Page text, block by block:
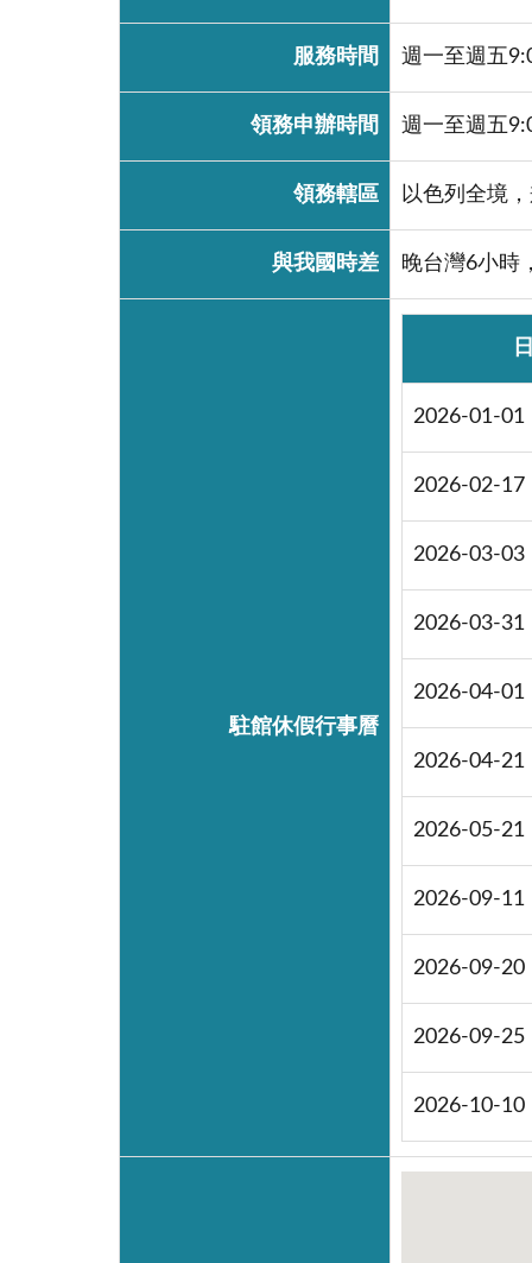
服務時間 週一至週五
領務申辦時間 週一至週五
領務轄區 以色列全境
與我國時差 晚台灣6小時
駐館休假行事曆
2026-01-01
2026-02-17
2026-03-03
2026-03-31
2026-04-01
2026-04-21
2026-05-21
2026-09-11
2026-09-20
2026-09-25
2026-10-10